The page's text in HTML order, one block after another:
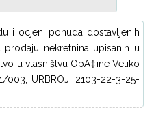
i ocjeni ponuda dostavljenih
prodaju nekretnina upisanih u
u vlasništvu OpÄ‡ine Veliko
003, URBROJ: 2103-22-3-25-